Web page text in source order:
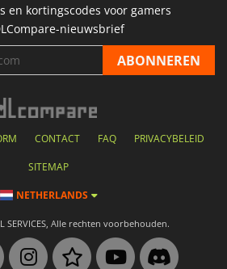
en kortingscodes voor gamers
nieuwsbrief
CONTACT FAQ PRIVACYBELEID
SITEMAP
NETHERLANDS
SERVICES, Alle rechten voorbehouden.